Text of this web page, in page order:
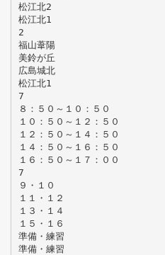
松江北2
松江北1
2
福山葦陽
美鈴が丘
広島城北
松江北1
7
８：５０～１０：５０
１０：５０～１２：５０
１２：５０～１４：５０
１４：５０～１６：５０
１６：５０～１７：００
7
９・１０
１１・１２
１３・１４
１５・１６
準備・練習
準備・練習